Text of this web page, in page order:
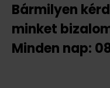
Bármilyen
minket
Minden nap: